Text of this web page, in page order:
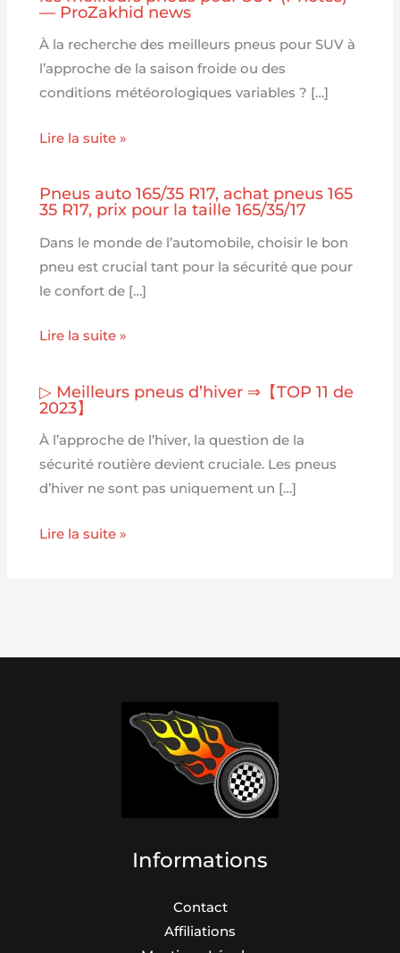
— ProZakhid news
À la recherche des meilleurs pneus pour SUV à
l’approche de la saison froide ou des
conditions météorologiques variables ? […]
Lire la suite »
Pneus auto 165/35 R17, achat pneus 165
35 R17, prix pour la taille 165/35/17
Dans le monde de l’automobile, choisir le bon
pneu est crucial tant pour la sécurité que pour
le confort de […]
Lire la suite »
▷ Meilleurs pneus d’hiver ⇒【TOP 11 de
2023】
À l’approche de l’hiver, la question de la
sécurité routière devient cruciale. Les pneus
d’hiver ne sont pas uniquement un […]
Lire la suite »
Informations
Contact
Affiliations